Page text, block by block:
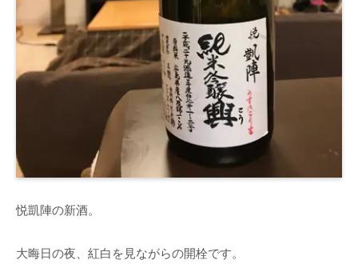
悦凱陣の新酒。
大晦日の夜、紅白を見ながらの開栓です。